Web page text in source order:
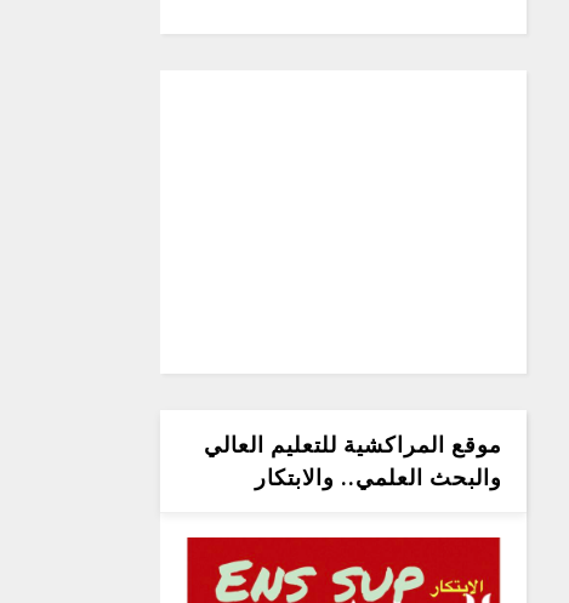
موقع المراكشية للتعليم العالي
والبحث العلمي.. والابتكار